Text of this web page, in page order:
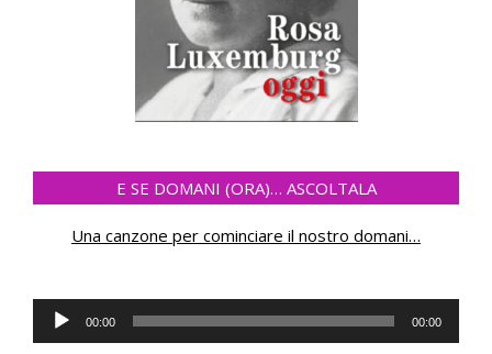
E SE DOMANI (ORA)… ASCOLTALA
Una canzone per cominciare il nostro domani…
Audio
Player
00:00 00:00